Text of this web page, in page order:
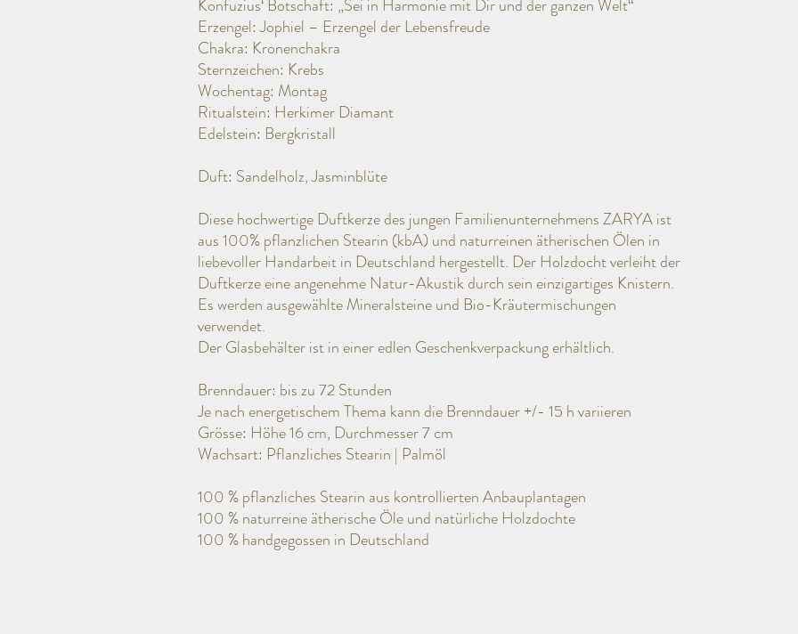
Konfuzius‘ Botschaft: „Sei in Harmonie mit Dir und der ganzen Welt“
Erzengel: Jophiel – Erzengel der Lebensfreude
Chakra: Kronenchakra
Sternzeichen: Krebs
Wochentag: Montag
Ritualstein: Herkimer Diamant
Edelstein: Bergkristall
Duft: Sandelholz, Jasminblüte
Diese hochwertige Duftkerze des jungen Familienunternehmens ZARYA ist
aus 100% pflanzlichen Stearin (kbA) und naturreinen ätherischen Ölen in
liebevoller Handarbeit in Deutschland hergestellt. Der Holzdocht verleiht der
Duftkerze eine angenehme Natur-Akustik durch sein einzigartiges Knistern.
Es werden ausgewählte Mineralsteine und Bio-Kräutermischungen
verwendet.
Der Glasbehälter ist in einer edlen Geschenkverpackung erhältlich.
Brenndauer: bis zu 72 Stunden
Je nach energetischem Thema kann die Brenndauer +/- 15 h variieren
Grösse: Höhe 16 cm, Durchmesser 7 cm
Wachsart: Pflanzliches Stearin | Palmöl
100 % pflanzliches Stearin aus kontrollierten Anbauplantagen
100 % naturreine ätherische Öle und natürliche Holzdochte
100 % handgegossen in Deutschland